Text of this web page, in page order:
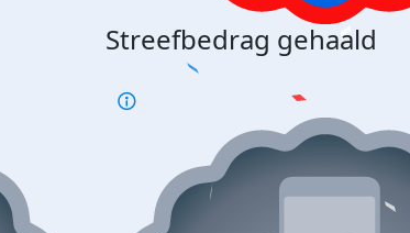
Streefbedrag gehaald